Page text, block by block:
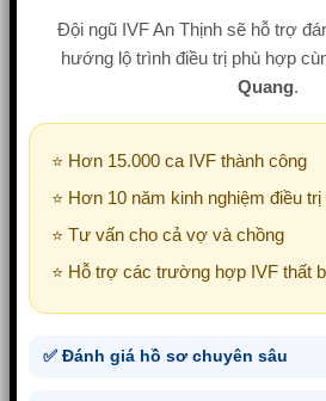
Đội ngũ IVF An Thịnh sẽ hỗ trợ
hướng lộ trình điều trị phù hợp
Quang.
⭐ Hơn 15.000 ca IVF thành công
⭐ Hơn 10 năm kinh nghiệm điều
⭐ Tư vấn cho cả vợ và chồng
⭐ Hỗ trợ các trường hợp IVF thất
✅ Đánh giá hồ sơ chuyên sâu